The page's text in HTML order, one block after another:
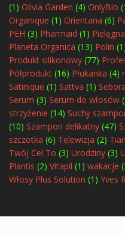
(1) Olivia Garden (4) OnlyBio
Organique (1) Orientana (6)
PEH (3) Pharmaid (1)
Planeta Organica (13) Polin
Produkt silikonowy (77)
Półprodukt (16) Płukanka (4)
Satinique (1) Sattva (1)
Serum (3) Serum do włosów
strzyżenie (14) Suchy
(10) Szampon delikatny (47)
szczotka (6) Telewizja (2)
Twój Cel To (3) Urodziny (3)
Plantis (2) Vitapil (1) wakacje
Włosy Plus Solution (1) Yves